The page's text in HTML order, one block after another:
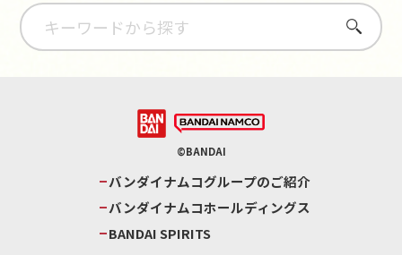
さがす
©BANDAI
バンダイナムコグループのご紹介
バンダイナムコホールディングス
BANDAI SPIRITS